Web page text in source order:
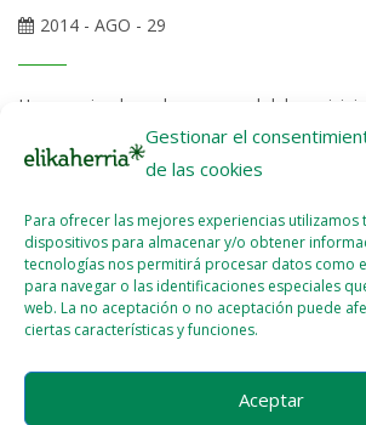
Gestionar el
de las cookies
Para ofrecer las mejores experiencias utilizamos
dispositivos para almacenar y/o obtener
tecnologías nos permitirá procesar datos como
para navegar o las identificaciones especiales
web. La no aceptación o no aceptación puede
ciertas características y funciones.
Aceptar
2014 - AGO - 29
Han asesinado en la zona rural del municipio
(Cortés, Honduras) a Margarita Murillo,
la Central Nacional de Trabajadores del
informes Margarita se encontraba en su
llegaron hombres armados y
Margarita Murillo fue la primera
Pedro Sula y el Departamento...
Read More >>